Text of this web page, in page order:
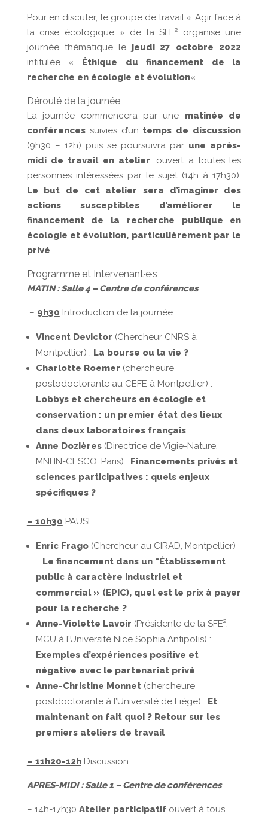
Pour en discuter, le groupe de travail « Agir face à
la crise écologique » de la SFE² organise une
journée thématique le jeudi 27 octobre 2022
intitulée « Éthique du financement de la
recherche en écologie et évolution« .
Déroulé de la journée
La journée commencera par une matinée de
conférencessuivies d’un temps de discussion
(9h30 – 12h) puis se poursuivra par une après-
midi de travail en atelier, ouvert à toutes les
personnes intéressées par le sujet (14h à 17h30).
Le but de cet atelier sera d’imaginer des
actions susceptibles d’améliorer le
financement de la recherche publique en
écologie et évolution, particulièrement par le
privé.
Programme et Intervenant·e·s
MATIN : Salle 4 – Centre de conférences
– 9h30 Introduction de la journée
Vincent Devictor (Chercheur CNRS à
Montpellier) : La bourse ou la vie ?
Charlotte Roemer (chercheure
postodoctorante au CEFE à Montpellier) :
Lobbys et chercheurs en écologie et
conservation : un premier état des lieux
dans deux laboratoires français
Anne Dozières(Directrice de Vigie-Nature,
MNHN-CESCO, Paris) : Financements privés et
sciences participatives : quels enjeux
spécifiques ?
– 10h30 PAUSE
Enric Frago(Chercheur au CIRAD, Montpellier)
: Le financement dans un “Établissement
public à caractère industriel et
commercial » (EPIC), quel est le prix à payer
pour la recherche ?
Anne-Violette Lavoir (Présidente de la SFE²,
MCU à l’Université Nice Sophia Antipolis) :
Exemples d’expériences positive et
négative avec le partenariat privé
Anne-Christine Monnet(chercheure
postdoctorante à l’Université de Liège) : Et
maintenant on fait quoi ? Retour sur les
premiers ateliers de travail
– 11h20-12hDiscussion
APRES-MIDI : Salle 1 – Centre de conférences
– 14h-17h30 Atelier participatifouvert à tous